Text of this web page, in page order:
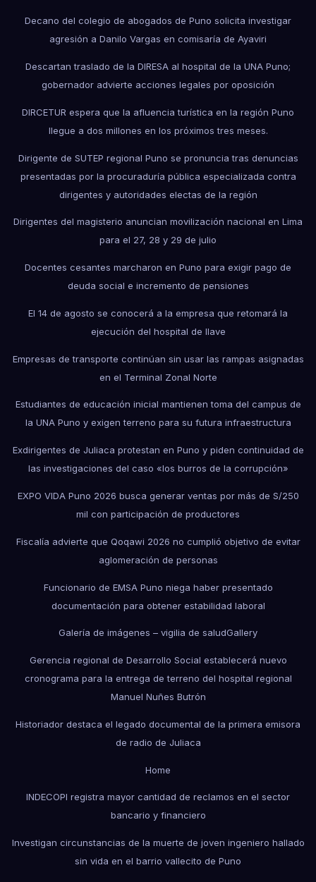
Decano del colegio de abogados de Puno solicita investigar
agresión a Danilo Vargas en comisaría de Ayaviri
Descartan traslado de la DIRESA al hospital de la UNA Puno;
gobernador advierte acciones legales por oposición
DIRCETUR espera que la afluencia turística en la región Puno
llegue a dos millones en los próximos tres meses.
Dirigente de SUTEP regional Puno se pronuncia tras denuncias
presentadas por la procuraduría pública especializada contra
dirigentes y autoridades electas de la región
Dirigentes del magisterio anuncian movilización nacional en Lima
para el 27, 28 y 29 de julio
Docentes cesantes marcharon en Puno para exigir pago de
deuda social e incremento de pensiones
El 14 de agosto se conocerá a la empresa que retomará la
ejecución del hospital de Ilave
Empresas de transporte continúan sin usar las rampas asignadas
en el Terminal Zonal Norte
Estudiantes de educación inicial mantienen toma del campus de
la UNA Puno y exigen terreno para su futura infraestructura
Exdirigentes de Juliaca protestan en Puno y piden continuidad de
las investigaciones del caso «los burros de la corrupción»
EXPO VIDA Puno 2026 busca generar ventas por más de S/250
mil con participación de productores
Fiscalía advierte que Qoqawi 2026 no cumplió objetivo de evitar
aglomeración de personas
Funcionario de EMSA Puno niega haber presentado
documentación para obtener estabilidad laboral
Galería de imágenes – vigilia de saludGallery
Gerencia regional de Desarrollo Social establecerá nuevo
cronograma para la entrega de terreno del hospital regional
Manuel Nuñes Butrón
Historiador destaca el legado documental de la primera emisora
de radio de Juliaca
Home
INDECOPI registra mayor cantidad de reclamos en el sector
bancario y financiero
Investigan circunstancias de la muerte de joven ingeniero hallado
sin vida en el barrio vallecito de Puno